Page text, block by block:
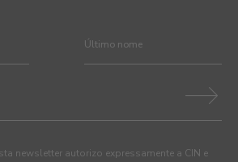
newsletter autorizo expressamente a CIN e